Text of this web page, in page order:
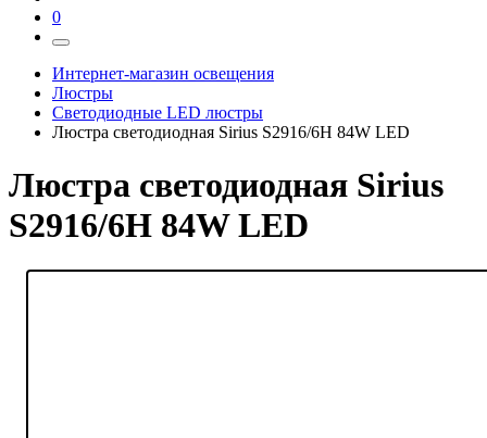
0
Интернет-магазин освещения
Люстры
Светодиодные LED люстры
Люстра светодиодная Sirius S2916/6H 84W LED
Люстра светодиодная Sirius
S2916/6H 84W LED